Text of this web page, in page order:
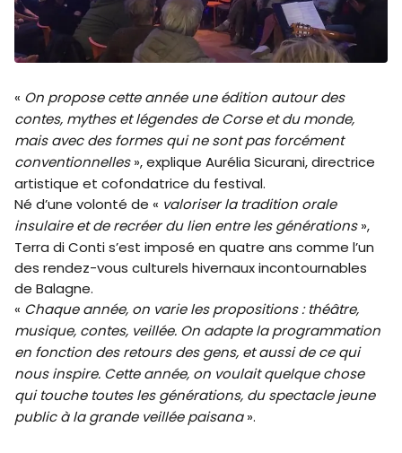
« On propose cette année une édition autour des
contes, mythes et légendes de Corse et du monde,
mais avec des formes qui ne sont pas forcément
conventionnelles», explique Aurélia Sicurani, directrice
artistique et cofondatrice du festival.
Né d’une volonté de « valoriser la tradition orale
insulaire et de recréer du lien entre les générations»,
Terra di Conti s’est imposé en quatre ans comme l’un
des rendez-vous culturels hivernaux incontournables
de Balagne.
« Chaque année, on varie les propositions : théâtre,
musique, contes, veillée. On adapte la programmation
en fonction des retours des gens, et aussi de ce qui
nous inspire. Cette année, on voulait quelque chose
qui touche toutes les générations, du spectacle jeune
public à la grande veillée paisana».